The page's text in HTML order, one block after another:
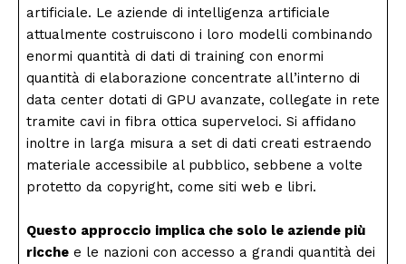
artificiale. Le aziende di intelligenza artificiale
attualmente costruiscono i loro modelli combinando
enormi quantità di dati di training con enormi
quantità di elaborazione concentrate all’interno di
data center dotati di GPU avanzate, collegate in rete
tramite cavi in ​​fibra ottica superveloci. Si affidano
inoltre in larga misura a set di dati creati estraendo
materiale accessibile al pubblico, sebbene a volte
protetto da copyright, come siti web e libri.
Questo approccio implica che solo le aziende più
ricche e le nazioni con accesso a grandi quantità dei